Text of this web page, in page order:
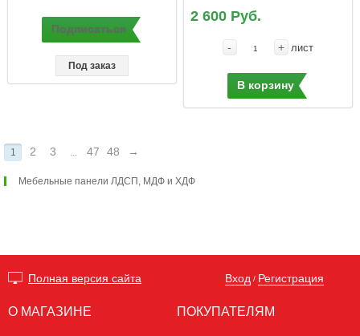
Подписаться
Под заказ
2 600 Руб.
- + лист
В корзину
1 2 3 47 48 →
Мебельные панели ЛДСП, МДФ и ХДФ
Полная версия сайта Вход / Регистрация
О МАГАЗИНЕ ПОКУПАТЕЛЯМ